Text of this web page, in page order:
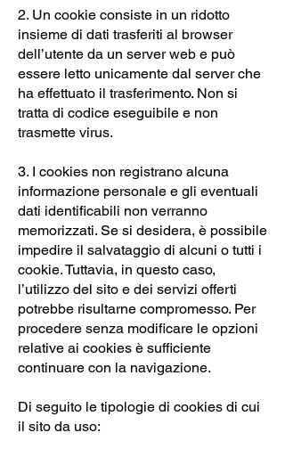
2. Un cookie consiste in un ridotto
insieme di dati trasferiti al browser
dell’utente da un server web e può
essere letto unicamente dal server che
ha effettuato il trasferimento. Non si
tratta di codice eseguibile e non
trasmette virus.
3. I cookies non registrano alcuna
informazione personale e gli eventuali
dati identificabili non verranno
memorizzati. Se si desidera, è possibile
impedire il salvataggio di alcuni o tutti i
cookie. Tuttavia, in questo caso,
l’utilizzo del sito e dei servizi offerti
potrebbe risultarne compromesso. Per
procedere senza modificare le opzioni
relative ai cookies è sufficiente
continuare con la navigazione.
Di seguito le tipologie di cookies di cui
il sito da uso: